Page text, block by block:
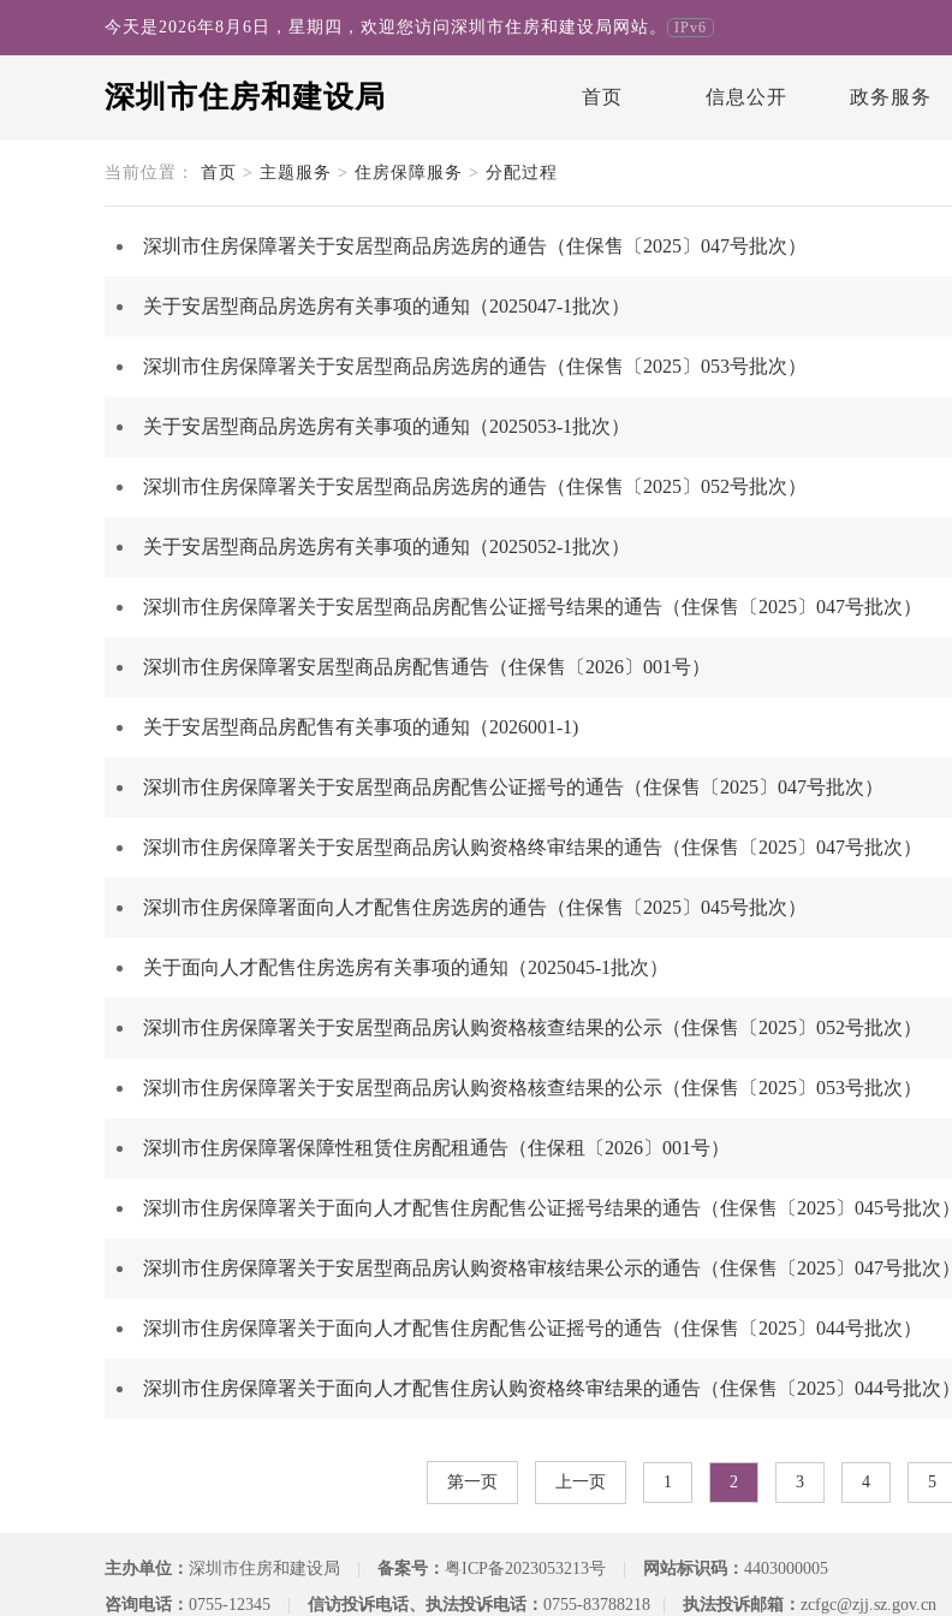
今天是2026年8月6日，星期四，欢迎您访问深圳市住房和建设局网站。 IPv6
深圳市住房和建设局 首页 信息公开 政务服务
search
当前位置： 首页 > 主题服务 > 住房保障服务 > 分配过程
深圳市住房保障署关于安居型商品房选房的通告（住保售〔2025〕047号批次）
关于安居型商品房选房有关事项的通知（2025047-1批次）
深圳市住房保障署关于安居型商品房选房的通告（住保售〔2025〕053号批次）
关于安居型商品房选房有关事项的通知（2025053-1批次）
深圳市住房保障署关于安居型商品房选房的通告（住保售〔2025〕052号批次）
关于安居型商品房选房有关事项的通知（2025052-1批次）
深圳市住房保障署关于安居型商品房配售公证摇号结果的通告（住保售〔2025〕047号批次）
深圳市住房保障署安居型商品房配售通告（住保售〔2026〕001号）
关于安居型商品房配售有关事项的通知（2026001-1)
深圳市住房保障署关于安居型商品房配售公证摇号的通告（住保售〔2025〕047号批次）
深圳市住房保障署关于安居型商品房认购资格终审结果的通告（住保售〔2025〕047号批次）
深圳市住房保障署面向人才配售住房选房的通告（住保售〔2025〕045号批次）
关于面向人才配售住房选房有关事项的通知（2025045-1批次）
深圳市住房保障署关于安居型商品房认购资格核查结果的公示（住保售〔2025〕052号批次）
深圳市住房保障署关于安居型商品房认购资格核查结果的公示（住保售〔2025〕053号批次）
深圳市住房保障署保障性租赁住房配租通告（住保租〔2026〕001号）
深圳市住房保障署关于面向人才配售住房配售公证摇号结果的通告（住保售〔2025〕045号批次）
深圳市住房保障署关于安居型商品房认购资格审核结果公示的通告（住保售〔2025〕047号批次）
深圳市住房保障署关于面向人才配售住房配售公证摇号的通告（住保售〔2025〕044号批次）
深圳市住房保障署关于面向人才配售住房认购资格终审结果的通告（住保售〔2025〕044号批次）
第一页 上一页 1 2 3 4 5
主办单位： 深圳市住房和建设局 备案号： 粤ICP备2023053213号 网站标识码： 4403000005
咨询电话： 0755-12345 信访投诉电话、执法投诉电话： 0755-83788218 执法投诉邮箱： zcfgc@zjj.sz.gov.cn